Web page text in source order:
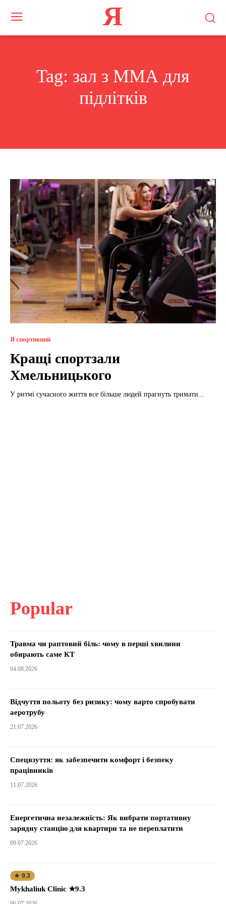
Я
Tag: зал з ММА для
підлітків
Я спортивний
Кращі спортзали
Хмельницького
У ритмі сучасного життя все більше людей прагнуть тримати...
Popular
Травма чи раптовий біль: чому в перші хвилини
обирають саме КТ
04.08.2026
Відчуття польоту без ризику: чому варто спробувати
аеротрубу
21.07.2026
Спецвзуття: як забезпечити комфорт і безпеку
працівників
11.07.2026
Енергетична незалежність: Як вибрати портативну
зарядну станцію для квартири та не переплатити
09.07.2026
★ 9.3
Mykhaliuk Clinic ★9.3